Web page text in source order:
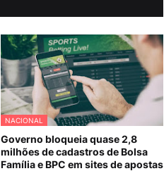
NACIONAL
Governo bloqueia quase 2,8
milhões de cadastros de Bolsa
Família e BPC em sites de apostas